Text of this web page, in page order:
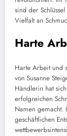
sind der
Vielfalt an
Harte
Harte Arbeit und
von Susanne
Händlerin hat
erfolgreichen
Namen gemacht.
geschäftlichen